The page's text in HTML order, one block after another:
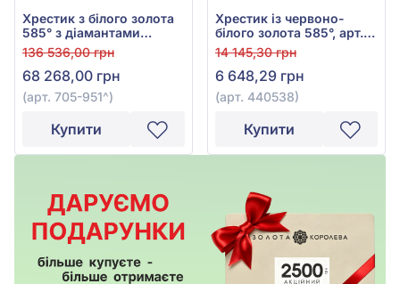
Хрестик з білого золота
585° з діамантами
0,58ct, арт. 705-951
136 536,00 грн
68 268,00 грн
(арт. 705-951^)
Купити
Хрестик із червоно-
білого золота 585°, арт.
440538
14 145,30 грн
6 648,29 грн
(арт. 440538)
Купити